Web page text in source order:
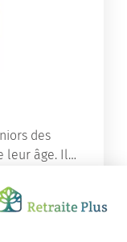
des
leur âge. Il